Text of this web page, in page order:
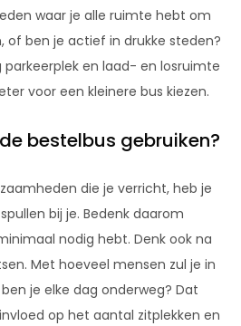
waar je alle ruimte hebt om
of ben je actief in drukke steden?
parkeerplek en laad- en losruimte
voor een kleinere bus kiezen.
bestelbus gebruiken?
die je verricht, heb je
bij je. Bedenk daarom
nodig hebt. Denk ook na
Met hoeveel mensen zul je in
je elke dag onderweg? Dat
op het aantal zitplekken en